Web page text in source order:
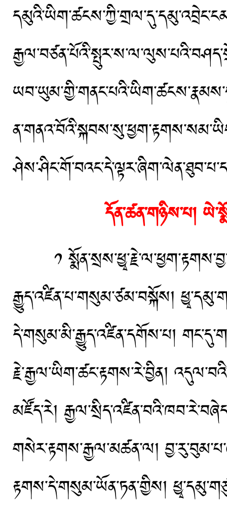
དོན་ཚན་གཉིས་པ།
༡
རྒྱུད་འཛིན་པ་གསུམ་ཙམ་བསྐོས།
དེ་གསུམ་མི་རྒྱུད་འཛིན་དགོས་པ།
རྗེ་རྒྱལ་ཡིག་ཚང་རྟགས་རེ་བྱིན།
མཛོད་རེ།
གསེར་རྟགས་རྒྱལ་མཚན་ལ།
རྟགས་དེ་གསུམ་ཡོན་ཏན་གྱིས།